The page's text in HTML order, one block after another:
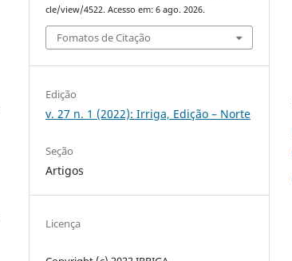
cle/view/4522. Acesso em: 6 ago. 2026.
Fomatos de Citação
Edição
v. 27 n. 1 (2022): Irriga, Edição – Norte
Seção
Artigos
Licença